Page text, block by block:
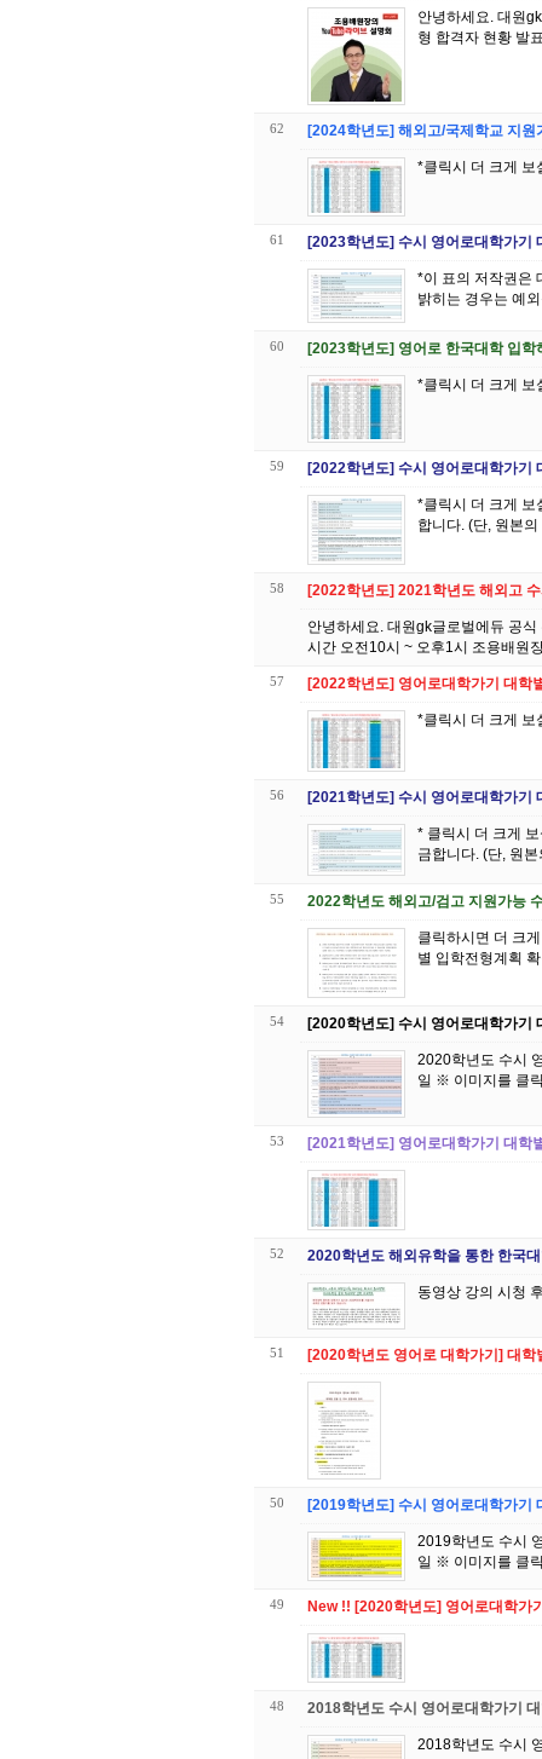
안녕하세요. 대원
형 합격자 현황 발
62 [2024학년도] 해외고/국제학교 지
*클릭시 더 크게 보
61 [2023학년도] 수시 영어로대학가기
*이 표의 저작권은
밝히는 경우는 예
60 [2023학년도] 영어로 한국대학 입학
*클릭시 더 크게 보
59 [2022학년도] 수시 영어로대학가기
*클릭시 더 크게 보실 수 있습니다 *이 표의 저작권은 대원 GK글
합니다. (단, 원본
58 [2022학년도] 2021학년도 해외고
안녕하세요. 대원gk글로벌에듀 공
시간 오전10시 ~ 오후1시 조용배원
57 [2022학년도] 영어로대학가기 대학
*클릭시 더 크게 보
56 [2021학년도] 수시 영어로대학가기
* 클릭시 더 크게 보실 수 있습니다. *이 표의 저작권은 대원
금합니다. (단, 원
55 2022학년도 해외고/검고 지원가능
클릭하시면 더 크게 보실 수 있습니다. 보다 자세한 내용
별 입학전형계획
54 [2020학년도] 수시 영어로대학가기
2020학년도 수시
일 ※ 이미지를 클
53 [2021학년도] 영어로대학가기 대학
52 2020학년도 해외유학을 통한 한국
51 [2020학년도 영어로 대학가기] 대
50 [2019학년도] 수시 영어로대학가기
2019학년도 수시
49 New !! [2020학년도] 영어로대학가
48 2018학년도 수시 영어로대학가기
2018학년도 수시